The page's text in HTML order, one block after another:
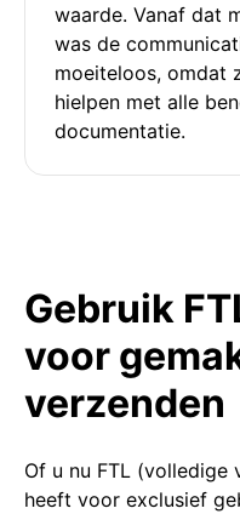
waarde. Vanaf dat
was de
moeiteloos, omdat
hielpen met alle
documentatie.
Gebruik
voor
verzenden
Of u nu FTL (volledige
heeft voor exclusief